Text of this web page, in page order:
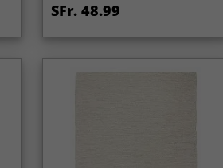
SFr. 48.99